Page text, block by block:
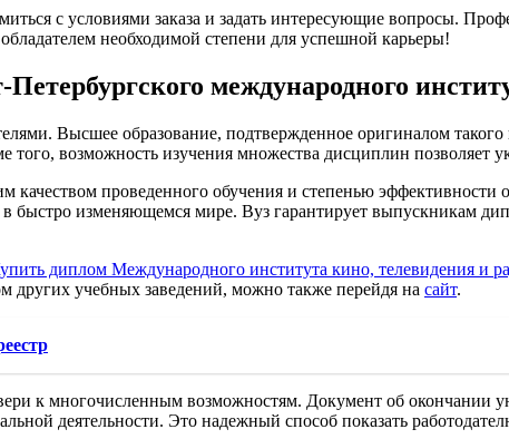
с условиями заказа и задать интересующие вопросы.
необходимой степени для успешной карьеры!
международного
Высшее образование, подтвержденное оригиналом такого
того, возможность изучения множества дисциплин позволяет
качеством проведенного обучения и степенью
быстро изменяющемся мире. Вуз гарантирует выпускникам
диплом Международного института кино, телевидения и
других учебных заведений, можно также перейдя на сайт.
к многочисленным возможностям. Документ об окончании
деятельности. Это надежный способ показать